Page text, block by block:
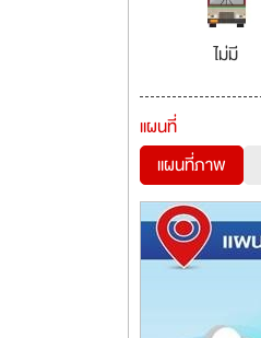
ไม่มี
แผนที่
แผนที่ภาพ